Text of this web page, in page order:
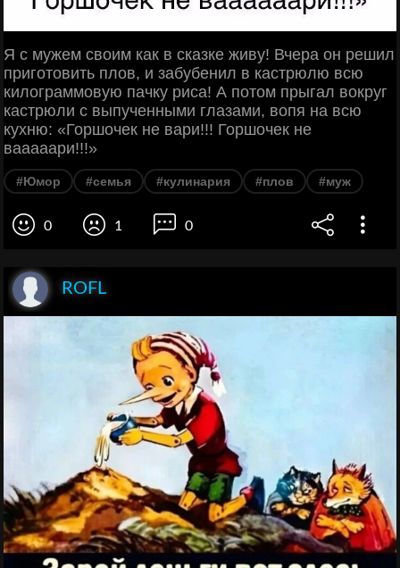
Я с мужем своим как в сказке живу! Вчера он решил
приготовить плов, и забубенил в кастрюлю всю
килограммовую пачку риса! А потом прыгал вокруг
кастрюли с выпученными глазами, вопя на всю
кухню: «Горшочек не вари!!! Горшочек не
вааааари!!!»
#Юмор #семья #кулинария #плов #муж
0 1 0
ROFL